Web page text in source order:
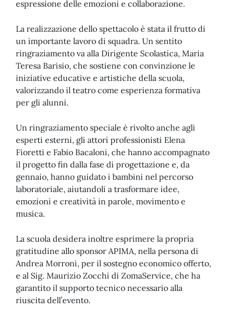
espressione delle emozioni e collaborazione.
La realizzazione dello spettacolo è stata il frutto di
un importante lavoro di squadra. Un sentito
ringraziamento va alla Dirigente Scolastica, Maria
Teresa Barisio, che sostiene con convinzione le
iniziative educative e artistiche della scuola,
valorizzando il teatro come esperienza formativa
per gli alunni.
Un ringraziamento speciale è rivolto anche agli
esperti esterni, gli attori professionisti Elena
Fioretti e Fabio Bacaloni, che hanno accompagnato
il progetto fin dalla fase di progettazione e, da
gennaio, hanno guidato i bambini nel percorso
laboratoriale, aiutandoli a trasformare idee,
emozioni e creatività in parole, movimento e
musica.
La scuola desidera inoltre esprimere la propria
gratitudine allo sponsor APIMA, nella persona di
Andrea Morroni, per il sostegno economico offerto,
e al Sig. Maurizio Zocchi di ZomaService, che ha
garantito il supporto tecnico necessario alla
riuscita dell’evento.